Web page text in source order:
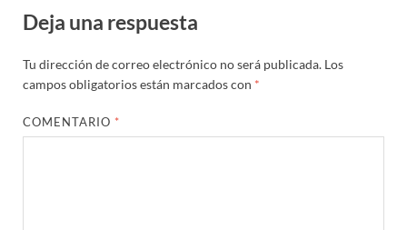
Deja una respuesta
Tu dirección de correo electrónico no será publicada. Los
campos obligatorios están marcados con *
COMENTARIO *